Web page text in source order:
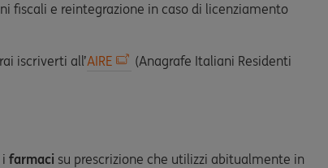
fiscali e reintegrazione in caso di licenziamento
iscriverti all’AIRE
(Anagrafe Italiani Residenti
farmaci su prescrizione che utilizzi abitualmente in